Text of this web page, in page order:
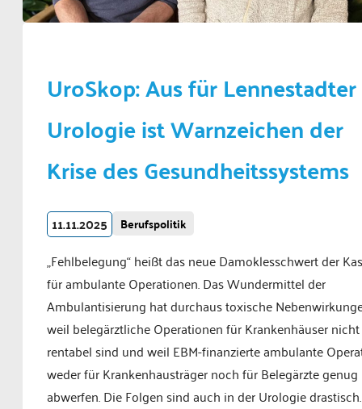
UroSkop: Aus für Lennestadter
Urologie ist Warnzeichen der
Krise des Gesundheitssystems
11.11.2025 Berufspolitik
„Fehlbelegung“ heißt das neue Damoklesschwert der
für ambulante Operationen. Das Wundermittel der
Ambulantisierung hat durchaus toxische
weil belegärztliche Operationen für Krankenhäuser
rentabel sind und weil EBM-finanzierte ambulante
weder für Krankenhausträger noch für Belegärzte genug
abwerfen. Die Folgen sind auch in der Urologie drastisch.